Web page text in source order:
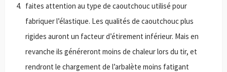
faites attention au type de caoutchouc utilisé pour
fabriquer l’élastique. Les qualités de caoutchouc plus
rigides auront un facteur d’étirement inférieur. Mais en
revanche ils généreront moins de chaleur lors du tir, et
rendront le chargement de l’arbalète moins fatigant